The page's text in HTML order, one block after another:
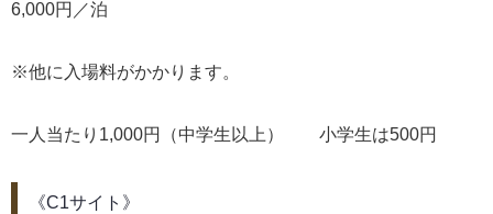
6,000円／泊
※他に入場料がかかります。
一人当たり1,000円（中学生以上） 小学生は500円
《C1サイト》